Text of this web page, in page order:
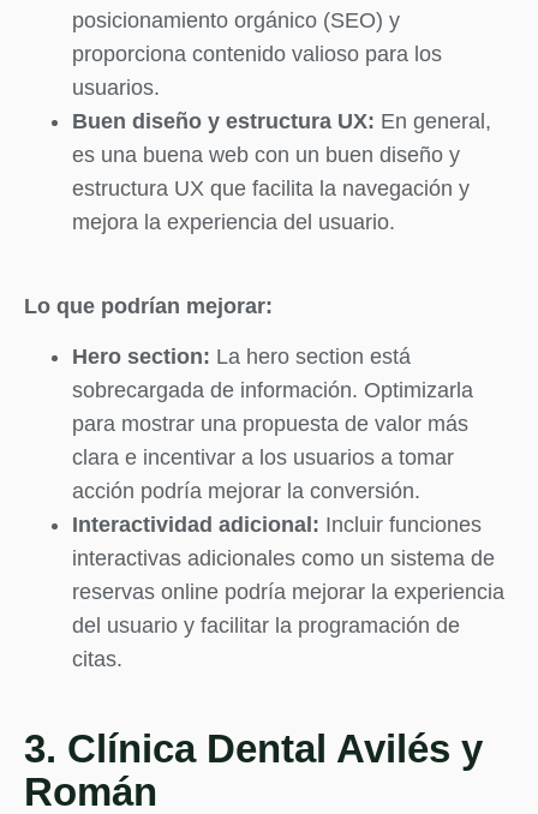
posicionamiento orgánico (SEO) y
proporciona contenido valioso para los
usuarios.
Buen diseño y estructura UX: En general,
es una buena web con un buen diseño y
estructura UX que facilita la navegación y
mejora la experiencia del usuario.
Lo que podrían mejorar:
Hero section: La hero section está
sobrecargada de información. Optimizarla
para mostrar una propuesta de valor más
clara e incentivar a los usuarios a tomar
acción podría mejorar la conversión.
Interactividad adicional: Incluir funciones
interactivas adicionales como un sistema de
reservas online podría mejorar la experiencia
del usuario y facilitar la programación de
citas.
3. Clínica Dental Avilés y
Román